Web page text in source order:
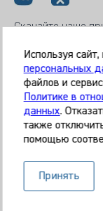
Скачайте наше
© 2026 Клиника
Все права защищены
Информация,
постановки
очная
вы даёте
Используя
персональных
файлов и
Политике в
данных.
также
помощью
Принять